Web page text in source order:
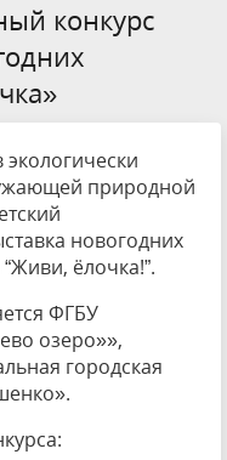
конкурс
природной
новогодних
ёлочка!”.
ФГБУ
озеро»»,
городская